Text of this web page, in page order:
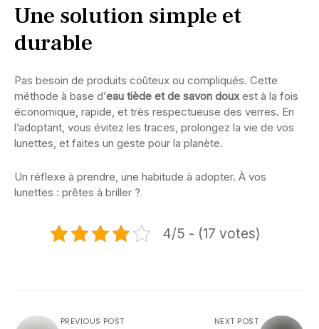
Une solution simple et
durable
Pas besoin de produits coûteux ou compliqués. Cette
méthode à base d’eau tiède et de savon douxest à la fois
économique, rapide, et très respectueuse des verres. En
l’adoptant, vous évitez les traces, prolongez la vie de vos
lunettes, et faites un geste pour la planète.
Un réflexe à prendre, une habitude à adopter. À vos
lunettes : prêtes à briller ?
4/5 - (17 votes)
PREVIOUS POST NEXT POST